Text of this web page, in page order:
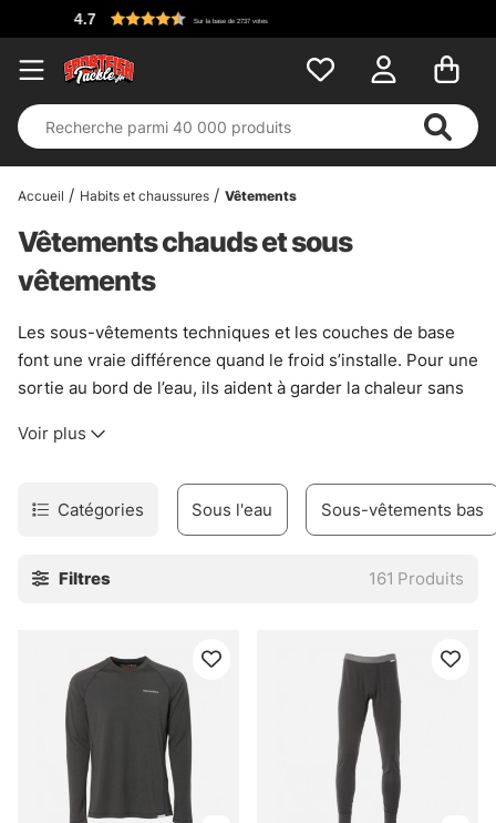
Accueil Habits et chaussures Vêtements
Vêtements chauds et sous
vêtements
Les sous-vêtements techniques et les couches de base
font une vraie différence quand le froid s’installe. Pour une
sortie au bord de l’eau, ils aident à garder la chaleur sans
monte d’un cran. C’est simple : rester sec, c’est déjà
Cette catégorie rassemble des pièces pensées pour être
portées près du corps, sous les habits de pêche et les
piquantes, aux sessions immobiles, aux coups de vent qui
évite de finir frigorifié avant la touche.
Selon la saison, le rythme de pêche et la météo, le bon
ensemble change. Une couche fine pour bouger. Une
version plus chaude pour les longues gardes au bord de
l’eau. Rien de magique, juste des vêtements bien pensés,
et ça compte vraiment.
Voir plus
Catégories Sous l'eau Sous-vêtements bas
Filtres 161 Produits